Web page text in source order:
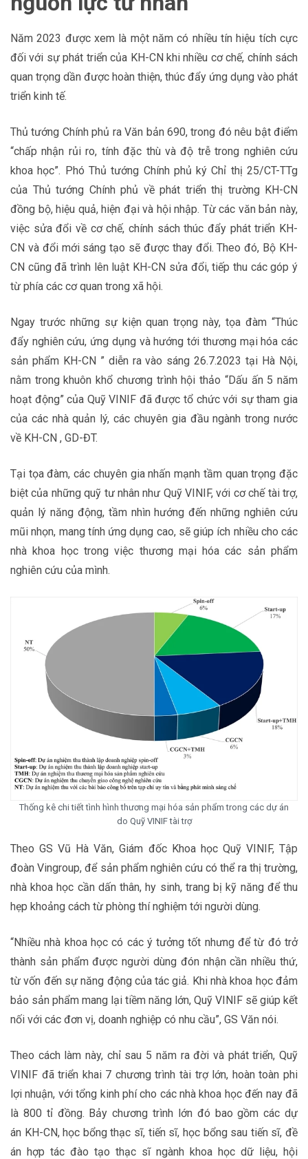
Năm 2023 được xem là một năm có nhiều tín hiệu tích cực
đối với sự phát triển của KH-CN khi nhiều cơ chế, chính sách
quan trọng dần được hoàn thiện, thúc đẩy ứng dụng vào phát
triển kinh tế.
Thủ tướng Chính phủ ra Văn bản 690, trong đó nêu bật điểm
“chấp nhận rủi ro, tính đặc thù và độ trễ trong nghiên cứu
khoa học”. Phó Thủ tướng Chính phủ ký Chỉ thị 25/CT-TTg
của Thủ tướng Chính phủ về phát triển thị trường KH-CN
đồng bộ, hiệu quả, hiện đại và hội nhập. Từ các văn bản này,
việc sửa đổi về cơ chế, chính sách thúc đẩy phát triển KH-
CN và đổi mới sáng tạo sẽ được thay đổi. Theo đó, Bộ KH-
CN cũng đã trình lên luật KH-CN sửa đổi, tiếp thu các góp ý
từ phía các cơ quan trong xã hội.
Ngay trước những sự kiện quan trọng này, tọa đàm “Thúc
đẩy nghiên cứu, ứng dụng và hướng tới thương mại hóa các
sản phẩm KH-CN ” diễn ra vào sáng 26.7.2023 tại Hà Nội,
nằm trong khuôn khổ chương trình hội thảo “Dấu ấn 5 năm
hoạt động” của Quỹ VINIF đã được tổ chức với sự tham gia
của các nhà quản lý, các chuyên gia đầu ngành trong nước
về KH-CN , GD-ĐT.
Tại tọa đàm, các chuyên gia nhấn mạnh tầm quan trọng đặc
biệt của những quỹ tư nhân như Quỹ VINIF, với cơ chế tài trợ,
quản lý năng động, tầm nhìn hướng đến những nghiên cứu
mũi nhọn, mang tính ứng dụng cao, sẽ giúp ích nhiều cho các
nhà khoa học trong việc thương mại hóa các sản phẩm
nghiên cứu của mình.
Thống kê chi tiết tình hình thương mại hóa sản phẩm trong các dự án
do Quỹ VINIF tài trợ
Theo GS Vũ Hà Văn, Giám đốc Khoa học Quỹ VINIF, Tập
đoàn Vingroup, để sản phẩm nghiên cứu có thể ra thị trường,
nhà khoa học cần dấn thân, hy sinh, trang bị kỹ năng để thu
hẹp khoảng cách từ phòng thí nghiệm tới người dùng.
“Nhiều nhà khoa học có các ý tưởng tốt nhưng để từ đó trở
thành sản phẩm được người dùng đón nhận cần nhiều thứ,
từ vốn đến sự năng động của tác giả. Khi nhà khoa học đảm
bảo sản phẩm mang lại tiềm năng lớn, Quỹ VINIF sẽ giúp kết
nối với các đơn vị, doanh nghiệp có nhu cầu”, GS Văn nói.
Theo cách làm này, chỉ sau 5 năm ra đời và phát triển, Quỹ
VINIF đã triển khai 7 chương trình tài trợ lớn, hoàn toàn phi
lợi nhuận, với tổng kinh phí cho các nhà khoa học đến nay đã
là 800 tỉ đồng. Bảy chương trình lớn đó bao gồm các dự
án KH-CN, học bổng thạc sĩ, tiến sĩ, học bổng sau tiến sĩ, đề
án hợp tác đào tạo thạc sĩ ngành khoa học dữ liệu, hội